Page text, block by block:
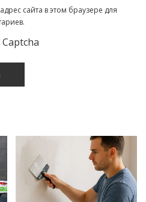
сайта в этом браузере для